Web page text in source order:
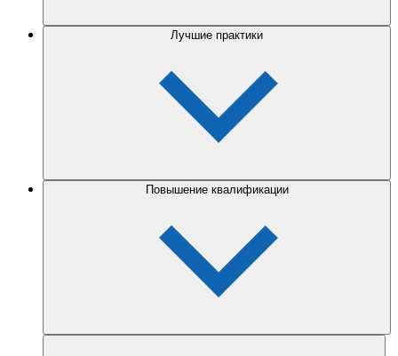
Лучшие практики
Повышение квалификации